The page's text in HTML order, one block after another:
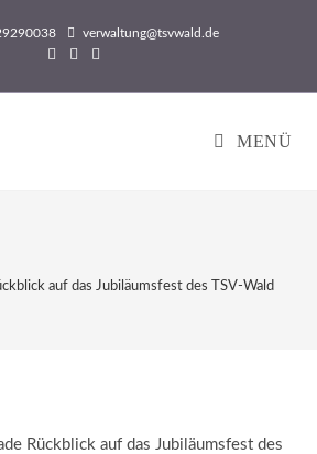
verwaltung@tsvwald.de
MENÜ
auf das Jubiläumsfest des TSV-Wald